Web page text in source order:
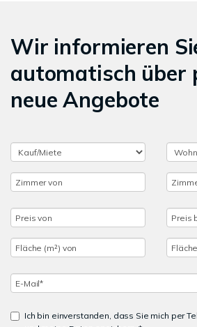
Wir informieren
automatisch über
neue Angebote
Ich bin einverstanden, dass Sie mich per